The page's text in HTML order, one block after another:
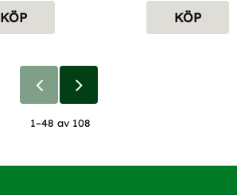
KÖP KÖP
1–48 av 108